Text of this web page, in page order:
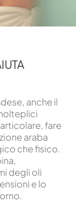
anche il
fare
araba
che fisico.
degli oli
e lo